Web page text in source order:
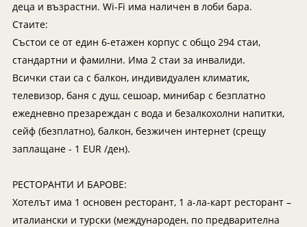
Екскурзии във Франция
Екскурзии в Хърватия
Екскурзия в Египет
Екскурзии България
Екскурзии в Шотландия
Екскурзии в Русия
Екскурзии в Казакстан
Непал
Нова Зеландия
Оман
Панама
Парагвай
Руанда
Саудитска Арабия
деца и възрастни. Wi-Fi има наличен в лоби бара.
Стаите:
Състои се от един 6-етажен корпус с общо 294 стаи,
стандартни и фамилни. Има 2 стаи за инвалиди.
Всички стаи са с балкон, индивидуален климатик,
телевизор, баня с душ, сешоар, минибар с безплатно
ежедневно презареждан с вода и безалкохолни напитки,
сейф (безплатно), балкон, безжичен интернет (срещу
заплащане - 1 EUR /ден).
РЕСТОРАНТИ И БАРОВЕ:
Хотелът има 1 основен ресторант, 1 а-ла-карт ресторант –
италиански и турски (международен, по предварителна